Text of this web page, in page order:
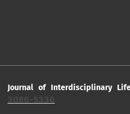
Journal of Interdisciplinary
3086-5336